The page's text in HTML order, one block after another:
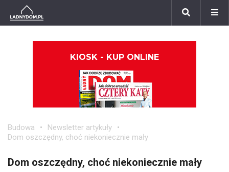
KIOSK - KUP ONLINE
Budowa
Newsletter artykuły
Dom oszczędny, choć niekoniecznie mały
Dom oszczędny, choć niekoniecznie mały